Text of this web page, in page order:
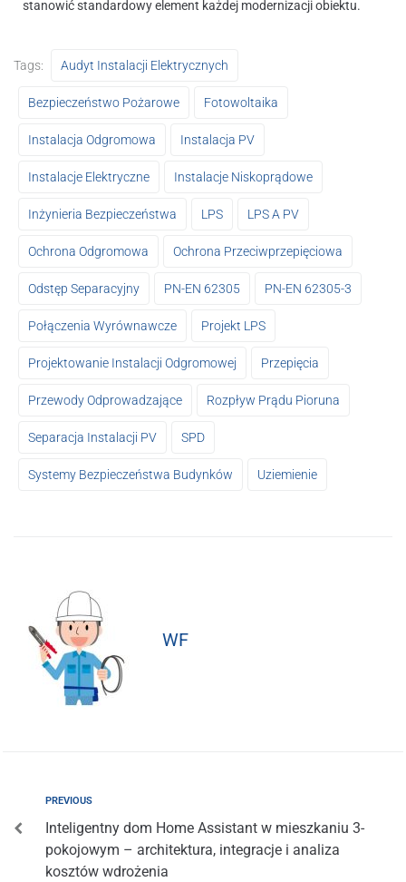
stanowić standardowy element każdej modernizacji obiektu.
Tags: Audyt Instalacji Elektrycznych
Bezpieczeństwo Pożarowe Fotowoltaika
Instalacja Odgromowa Instalacja PV
Instalacje Elektryczne Instalacje Niskoprądowe
Inżynieria Bezpieczeństwa LPS LPS A PV
Ochrona Odgromowa Ochrona Przeciwprzepięciowa
Odstęp Separacyjny PN-EN 62305 PN-EN 62305-3
Połączenia Wyrównawcze Projekt LPS
Projektowanie Instalacji Odgromowej Przepięcia
Przewody Odprowadzające Rozpływ Prądu Pioruna
Separacja Instalacji PV SPD
Systemy Bezpieczeństwa Budynków Uziemienie
WF
PREVIOUS
Inteligentny dom Home Assistant w mieszkaniu 3-
pokojowym – architektura, integracje i analiza
kosztów wdrożenia